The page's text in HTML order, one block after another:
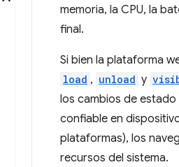
memoria, la CPU, la
final.
Si bien la plataforma
load , unload y
los cambios de estado
confiable en
plataformas), los
recursos del sistema.